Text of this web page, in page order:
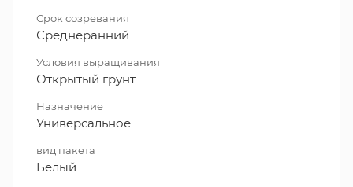
Срок созревания
Среднеранний
Условия выращивания
Открытый грунт
Назначение
Универсальное
вид пакета
Белый